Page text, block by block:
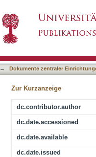
→
Dokumente zentraler
Zur Kurzanzeige
dc.contributor.author
dc.date.accessioned
dc.date.available
dc.date.issued